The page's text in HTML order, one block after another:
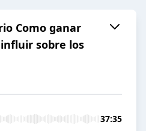
Como ganar
sobre los
37:35